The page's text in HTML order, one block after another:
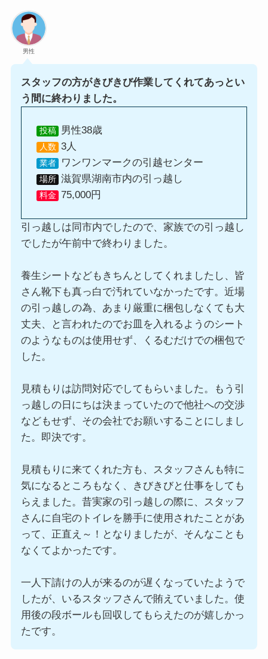
男性
スタッフの方がきびきび作業してくれてあっとい
う間に終わりました。
投稿 男性38歳
人数 3人
業者 ワンワンマークの引越センター
場所 滋賀県湖南市内の引っ越し
料金 75,000円
引っ越しは同市内でしたので、家族での引っ越し
でしたが午前中で終わりました。
養生シートなどもきちんとしてくれましたし、皆
さん靴下も真っ白で汚れていなかったです。近場
の引っ越しの為、あまり厳重に梱包しなくても大
丈夫、と言われたのでお皿を入れるようのシート
のようなものは使用せず、くるむだけでの梱包で
した。
見積もりは訪問対応でしてもらいました。もう引
っ越しの日にちは決まっていたので他社への交渉
などもせず、その会社でお願いすることにしまし
た。即決です。
見積もりに来てくれた方も、スタッフさんも特に
気になるところもなく、きびきびと仕事をしても
らえました。昔実家の引っ越しの際に、スタッフ
さんに自宅のトイレを勝手に使用されたことがあ
って、正直え～！となりましたが、そんなことも
なくてよかったです。
一人下請けの人が来るのが遅くなっていたようで
したが、いるスタッフさんで賄えていました。使
用後の段ボールも回収してもらえたのが嬉しかっ
たです。